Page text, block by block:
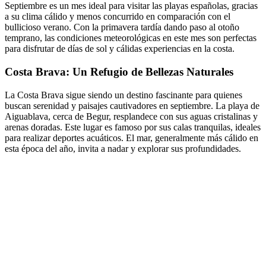
Septiembre es un mes ideal para visitar las playas españolas, gracias
a su clima cálido y menos concurrido en comparación con el
bullicioso verano. Con la primavera tardía dando paso al otoño
temprano, las condiciones meteorológicas en este mes son perfectas
para disfrutar de días de sol y cálidas experiencias en la costa.
Costa Brava: Un Refugio de Bellezas Naturales
La Costa Brava sigue siendo un destino fascinante para quienes
buscan serenidad y paisajes cautivadores en septiembre. La playa de
Aiguablava, cerca de Begur, resplandece con sus aguas cristalinas y
arenas doradas. Este lugar es famoso por sus calas tranquilas, ideales
para realizar deportes acuáticos. El mar, generalmente más cálido en
esta época del año, invita a nadar y explorar sus profundidades.